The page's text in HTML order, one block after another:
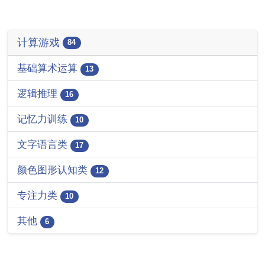
计算游戏 84
基础算术运算 13
逻辑推理 16
记忆力训练 10
文字语言类 17
颜色图形认知类 12
专注力类 10
其他 6